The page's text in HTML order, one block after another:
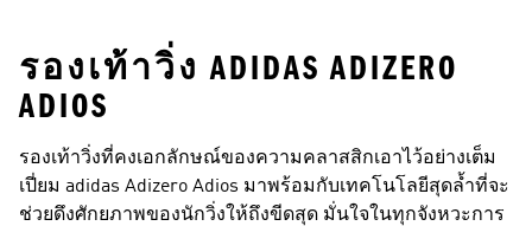
รองเท้าวิ่ง ADIDAS ADIZERO
ADIOS
รองเท้าวิ่งที่คงเอกลักษณ์ของความคลาสสิกเอาไว้อย่างเต็ม
เปี่ยม adidas Adizero Adios มาพร้อมกับเทคโนโลยีสุดล้ำที่จะ
ช่วยดึงศักยภาพของนักวิ่งให้ถึงขีดสุด มั่นใจในทุกจังหวะการ